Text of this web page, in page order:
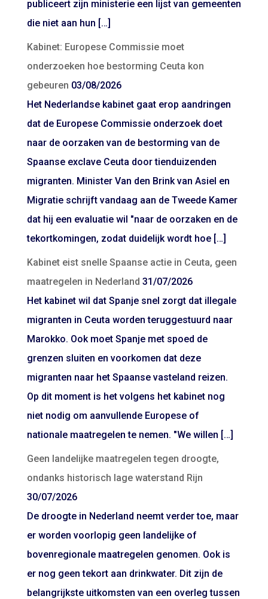
publiceert zijn ministerie een lijst van gemeenten
die niet aan hun […]
Kabinet: Europese Commissie moet
onderzoeken hoe bestorming Ceuta kon
gebeuren 03/08/2026
Het Nederlandse kabinet gaat erop aandringen
dat de Europese Commissie onderzoek doet
naar de oorzaken van de bestorming van de
Spaanse exclave Ceuta door tienduizenden
migranten. Minister Van den Brink van Asiel en
Migratie schrijft vandaag aan de Tweede Kamer
dat hij een evaluatie wil "naar de oorzaken en de
tekortkomingen, zodat duidelijk wordt hoe […]
Kabinet eist snelle Spaanse actie in Ceuta, geen
maatregelen in Nederland 31/07/2026
Het kabinet wil dat Spanje snel zorgt dat illegale
migranten in Ceuta worden teruggestuurd naar
Marokko. Ook moet Spanje met spoed de
grenzen sluiten en voorkomen dat deze
migranten naar het Spaanse vasteland reizen.
Op dit moment is het volgens het kabinet nog
niet nodig om aanvullende Europese of
nationale maatregelen te nemen. "We willen […]
Geen landelijke maatregelen tegen droogte,
ondanks historisch lage waterstand Rijn
30/07/2026
De droogte in Nederland neemt verder toe, maar
er worden voorlopig geen landelijke of
bovenregionale maatregelen genomen. Ook is
er nog geen tekort aan drinkwater. Dit zijn de
belangrijkste uitkomsten van een overleg tussen